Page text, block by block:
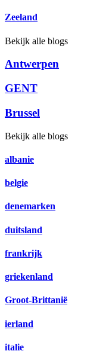
Zeeland
Bekijk alle blogs
Antwerpen
GENT
Brussel
Bekijk alle blogs
albanie
belgie
denemarken
duitsland
frankrijk
griekenland
Groot-Brittanië
ierland
italie